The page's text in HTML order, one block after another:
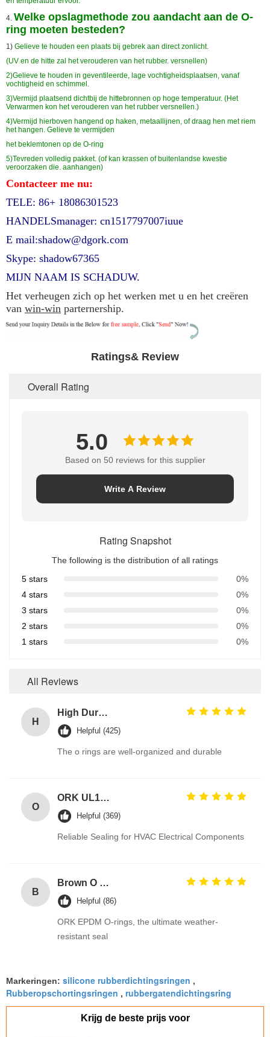
4. Welke opslagmethode zou aandacht aan de O-
ring moeten besteden?
1) Gelieve te houden een plaats bij gebrek aan direct zonlicht.
(UV en de hitte zal het verouderen van het rubber. versnellen)
2)Gelieve te houden in geventileerde, lage vochtigheidsplaatsen, vanaf
vochtigheid en schimmel.
3)Vermijd plaatsend dichtbij de hittebronnen op hoge temperatuur. (Het
Verwarmen kon het verouderen van het rubber versnellen.)
4)Vermijd hierboven hangend op haken, metaallijnen, of draag hen met riem
het hangen. Gelieve te vermijden
het beklemtonen op de O-ring
5)Tevreden volledig pakket. (of kan krassen of buitenlandse kwestie
veroorzaken die. aanhangen)
Contacteer me nu:
TELE: 86+ 18086301523
HANDELSmanager: cn1517797007iuue
E mail:shadow@dgork.com
Skype: shadow67365
MIJN NAAM IS SCHADUW.
Het verheugen zich op het werken met u en het creëren
van win-win parternership.
Ratings& Review
Overall Rating
5.0
Based on 50 reviews for this supplier
Write A Review
Rating Snapshot
The following is the distribution of all ratings
5 stars
0%
4 stars
0%
3 stars
0%
2 stars
0%
1 stars
0%
All Reviews
H
High Durable 386PCS FKM 75A Brown Plumbing O Ring Kit for Automotive Faucet Repair Seals
Helpful (425)
The o rings are well-organized and durable
O
ORK UL157 High Temperature Industrial Colored Silicone O Rings Suppliers
Helpful (369)
Reliable Sealing for HVAC Electrical Components
B
Brown O Ring epdm Durable Material For Automotive Efficiency And Performance
Helpful (86)
ORK EPDM O-rings, the ultimate weather-
resistant seal
Markeringen: silicone rubberdichtingsringen ,
Rubberopschortingsringen , rubbergatendichtingsring
Krijg de beste prijs voor